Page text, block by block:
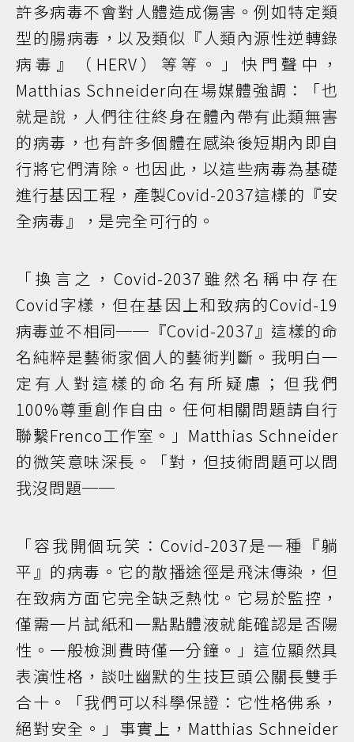
許多病毒不會對人體造成傷害。例如特定類
型的腸病毒，以及類似『人類內源性逆轉錄
病毒』（HERV）等等。」快門聲中，
Matthias Schneider向在場媒體強調：「也
就是說，人們往往終身在體內帶有此類無害
的病毒，也有許多個體在感染後短期內即自
行將它們清除。也因此，以這些病毒為基礎
進行基因工程，產製Covid-2037這樣的『安
全病毒』，是完全可行的。
「換言之，Covid-2037雖然名稱中存在
Covid字樣，但在基因上和致病的Covid-19
病毒並不相同──『Covid-2037』這樣的命
名純粹是藝術家個人的藝術判斷。我明白一
定有人對這樣的命名有所疑慮；但我們
100%尊重創作自由。任何相關問題請自行
聯繫Frenco工作室。」Matthias Schneider
的微笑意味深長。「對，但技術問題可以問
我沒問題──
「容我開個玩笑：Covid-2037是一種『躺
平』的病毒。它的散播途徑是飛沫傳染，但
在致病方面它完全缺乏熱忱。它易於監控，
僅需一片試紙和一點點體液就能確認是否陽
性。一般檢測費時僅一分鐘。」這位顯然具
表演性格，談吐幽默的生技巨頭公關長雙手
合十。「我們可以科學保證：它性格佛系，
絕對安全。」事實上，Matthias Schneider